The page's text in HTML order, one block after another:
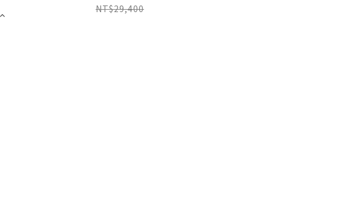
NT$29,400